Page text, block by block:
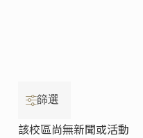
篩選
該校區尚無新聞或活動